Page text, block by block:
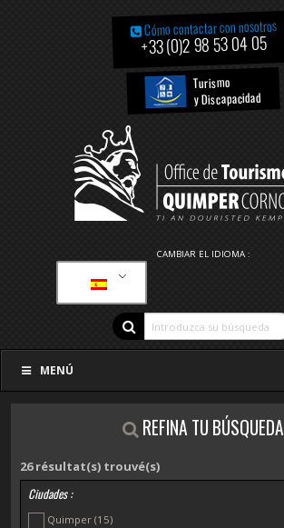
Cómo contactar con nosotros
+33 (0)2 98 53 04 05
Turismo
y Discapacidad
CAMBIAR EL IDIOMA :
MENÚ
REFINA TU BÚSQUEDA
26résultat(s) trouvé(s)
Ciudades :
Quimper(15)